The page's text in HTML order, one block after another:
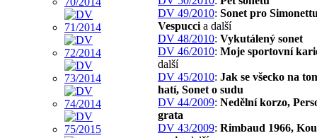
DV 49/2010: Sonet pro
Vespucci a další
DV 48/2010: Vykutálený sonet
DV 46/2010: Moje sportovní
další
DV 45/2010: Jak se všecko na
hatí, Sonet o sudu
DV 44/2009: Nedělní korzo,
grata
DV 43/2009: Rimbaud 1966,